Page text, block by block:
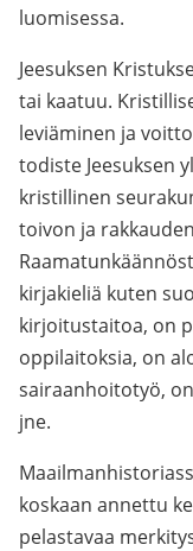
luomisessa.
Jeesuksen
tai kaatuu.
leviäminen ja
todiste Jeesuksen
kristillinen
toivon ja
kirjakieliä kuten
kirjoitustaitoa, on
oppilaitoksia, on
sairaanhoitotyö,
jne.
koskaan annettu
pelastavaa